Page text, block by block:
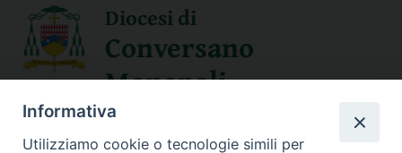
Diocesi di
Conversano
Monopoli
SEGUICI SU
Informativa
Utilizziamo cookie o tecnologie simili per